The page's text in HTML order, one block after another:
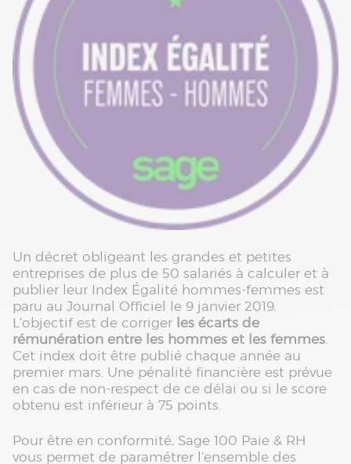
Un décret obligeant les grandes et petites
entreprises de plus de 50 salariés à calculer et à
publier leur Index Égalité hommes-femmes est
paru au Journal Officiel le 9 janvier 2019.
L’objectif est de corriger les écarts de
rémunération entre les hommes et les femmes.
Cet index doit être publié chaque année au
premier mars. Une pénalité financière est prévue
en cas de non-respect de ce délai ou si le score
obtenu est inférieur à 75 points.
Pour être en conformité, Sage 100 Paie & RH
vous permet de paramétrer l’ensemble des